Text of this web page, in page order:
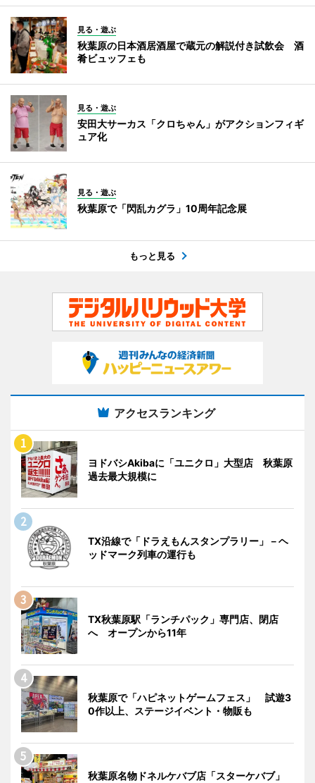
見る・遊ぶ
秋葉原の日本酒居酒屋で蔵元の解説付き試飲会 酒
肴ビュッフェも
見る・遊ぶ
安田大サーカス「クロちゃん」がアクションフィギ
ュア化
見る・遊ぶ
秋葉原で「閃乱カグラ」10周年記念展
もっと見る
アクセスランキング
ヨドバシAkibaに「ユニクロ」大型店 秋葉原
過去最大規模に
TX沿線で「ドラえもんスタンプラリー」－ヘ
ッドマーク列車の運行も
TX秋葉原駅「ランチパック」専門店、閉店
へ オープンから11年
秋葉原で「ハピネットゲームフェス」 試遊3
0作以上、ステージイベント・物販も
秋葉原名物ドネルケバブ店「スターケバブ」